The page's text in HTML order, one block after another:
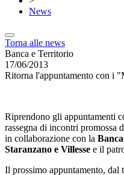
News
Torna alle news
Banca e Territorio
17/06/2013
Ritorna l'appuntamento con i
Riprendono gli appuntamenti
rassegna di incontri
in collaborazione con la
Staranzano e Villesse e il
Il prossimo appuntamento, dal